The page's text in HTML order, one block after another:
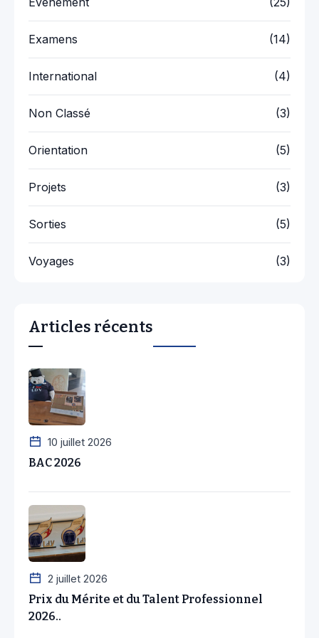
Examens (14)
International (4)
Non Classé (3)
Orientation (5)
Projets (3)
Sorties (5)
Voyages (3)
Articles récents
10 juillet 2026
BAC 2026
2 juillet 2026
Prix du Mérite et du Talent Professionnel
2026..